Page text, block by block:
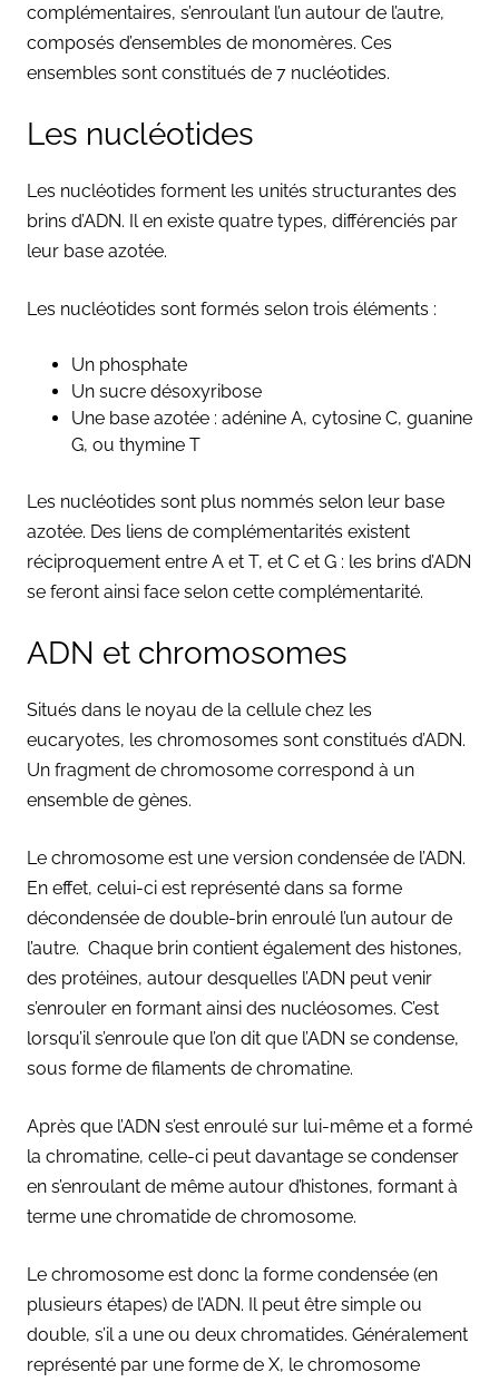
complémentaires, s’enroulant l’un autour de l’autre,
composés d’ensembles de monomères. Ces
ensembles sont constitués de 7 nucléotides.
Les nucléotides
Les nucléotides forment les unités structurantes des
brins d’ADN. Il en existe quatre types, différenciés par
leur base azotée.
Les nucléotides sont formés selon trois éléments :
Un phosphate
Un sucre désoxyribose
Une base azotée : adénine A, cytosine C, guanine
G, ou thymine T
Les nucléotides sont plus nommés selon leur base
azotée. Des liens de complémentarités existent
réciproquement entre A et T, et C et G : les brins d’ADN
se feront ainsi face selon cette complémentarité.
ADN et chromosomes
Situés dans le noyau de la cellule chez les
eucaryotes, les chromosomes sont constitués d’ADN.
Un fragment de chromosome correspond à un
ensemble de gènes.
Le chromosome est une version condensée de l’ADN.
En effet, celui-ci est représenté dans sa forme
décondensée de double-brin enroulé l’un autour de
l’autre. Chaque brin contient également des histones,
des protéines, autour desquelles l’ADN peut venir
s’enrouler en formant ainsi des nucléosomes. C’est
lorsqu’il s’enroule que l’on dit que l’ADN se condense,
sous forme de filaments de chromatine.
Après que l’ADN s’est enroulé sur lui-même et a formé
la chromatine, celle-ci peut davantage se condenser
en s’enroulant de même autour d’histones, formant à
terme une chromatide de chromosome.
Le chromosome est donc la forme condensée (en
plusieurs étapes) de l’ADN. Il peut être simple ou
double, s’il a une ou deux chromatides. Généralement
représenté par une forme de X, le chromosome